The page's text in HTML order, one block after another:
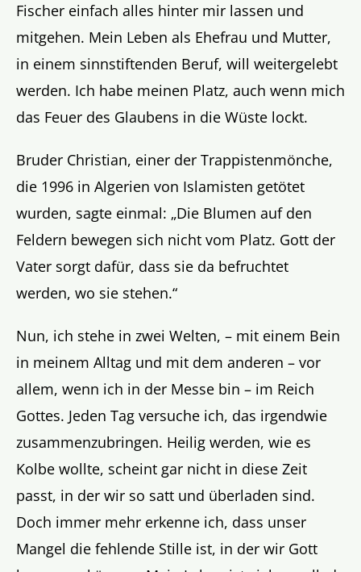
Fischer einfach alles hinter mir lassen und
mitgehen. Mein Leben als Ehefrau und Mutter,
in einem sinnstiftenden Beruf, will weitergelebt
werden. Ich habe meinen Platz, auch wenn mich
das Feuer des Glaubens in die Wüste lockt.
Bruder Christian, einer der Trappistenmönche,
die 1996 in Algerien von Islamisten getötet
wurden, sagte einmal: „Die Blumen auf den
Feldern bewegen sich nicht vom Platz. Gott der
Vater sorgt dafür, dass sie da befruchtet
werden, wo sie stehen.“
Nun, ich stehe in zwei Welten, – mit einem Bein
in meinem Alltag und mit dem anderen – vor
allem, wenn ich in der Messe bin – im Reich
Gottes. Jeden Tag versuche ich, das irgendwie
zusammenzubringen. Heilig werden, wie es
Kolbe wollte, scheint gar nicht in diese Zeit
passt, in der wir so satt und überladen sind.
Doch immer mehr erkenne ich, dass unser
Mangel die fehlende Stille ist, in der wir Gott